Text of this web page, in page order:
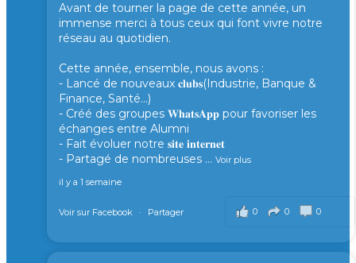
Avant de tourner la page de cette année, un
immense merci à tous ceux qui font vivre notre
réseau au quotidien.
Cette année, ensemble, nous avons :
- Lancé de nouveaux 𝐜𝐥𝐮𝐛𝐬(Industrie, Banque &
Finance, Santé...)
- Créé des groupes 𝐖𝐡𝐚𝐭𝐬𝐀𝐩𝐩 pour favoriser les
échanges entre Alumni
- Fait évoluer notre 𝐬𝐢𝐭𝐞 𝐢𝐧𝐭𝐞𝐫𝐧𝐞𝐭
- Partagé de nombreuses ... Voir plus
il y a 1 semaine
0 0 0
Voir sur Facebook · Partager